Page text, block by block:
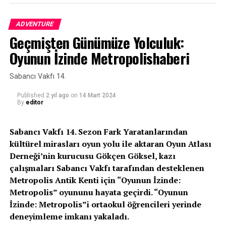
eriştirsin inşallah. Ramazanda günahları affedilenlerden
eylesin hepimizi” şeklinde konuştu.
TUNCER’DEN BÜYÜKŞEHİR’E TEŞEKKÜR
gerçekleştiren Serdar Tuncer’e konuklar alkışlarıyla
karşılık verdi. Tuncer de, Ramazan gibi mübarek bir ayda
Büyükşehir Belediyesi’ne teşekkür etti.
Kaynak: (BYZHA) Beyaz Haber Ajansı
ADVENTURE
Geçmişten Günümüze Yolculuk:
Oyunun İzinde Metropolishaberi
Sabancı Vakfı 14.
Published 2 yıl ago on 14 Mart 2024
By editor
Sabancı Vakfı 14. Sezon Fark Yaratanlarından
kültürel mirasları oyun yolu ile aktaran Oyun Atlası
Derneği’nin kurucusu Gökçen Göksel, kazı
çalışmaları Sabancı Vakfı tarafından desteklenen
Metropolis Antik Kenti için “Oyunun İzinde:
Metropolis” oyununu hayata geçirdi. “Oyunun
İzinde: Metropolis”i ortaokul öğrencileri yerinde
deneyimleme imkanı yakaladı.